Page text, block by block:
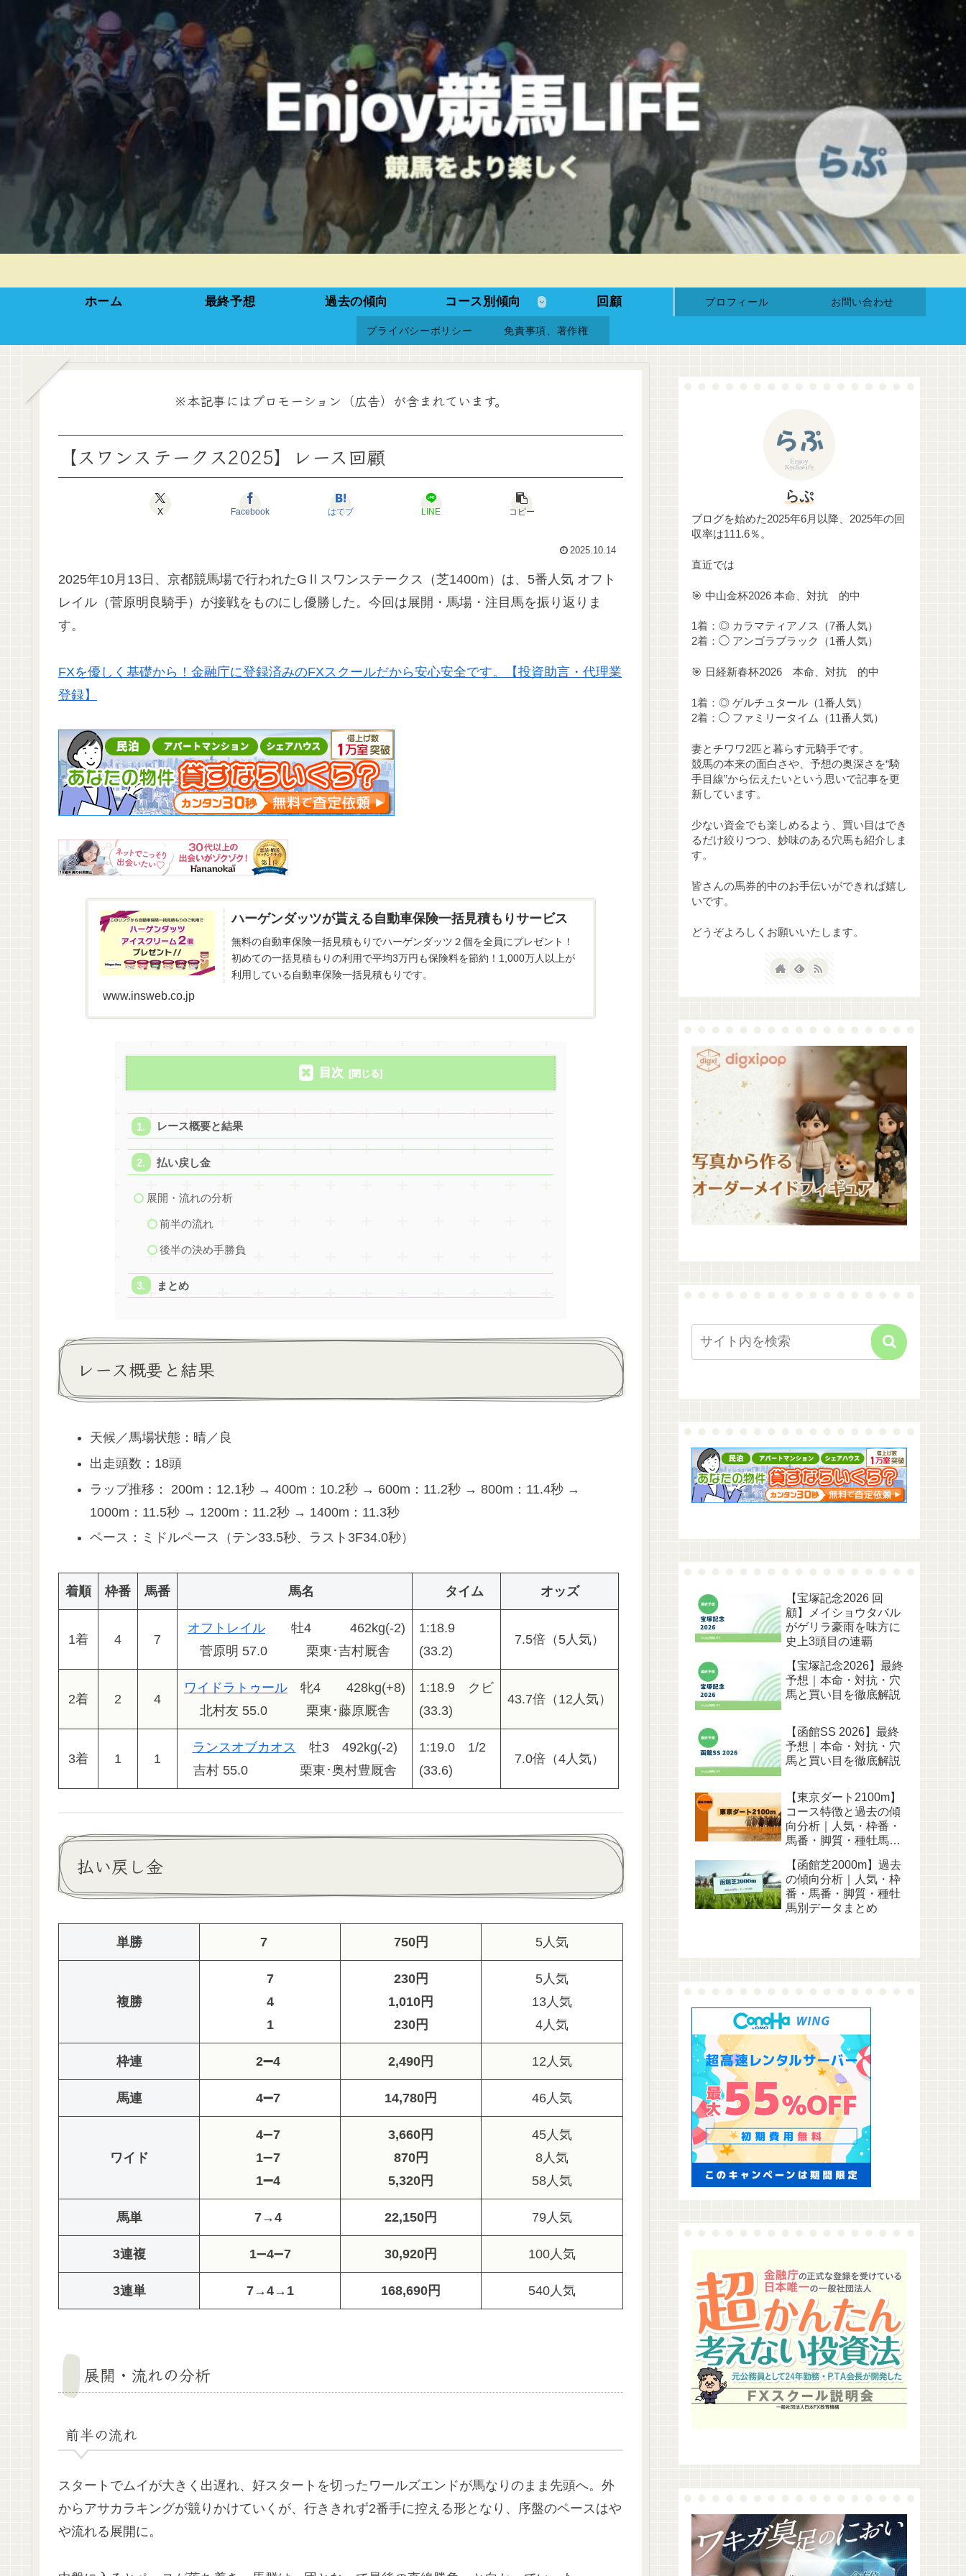
ホーム 最終予想 過去の傾向 コース別傾向 回顧 プロフィール お問い合わせ
プライバシーポリシー 免責事項、著作権
※本記事にはプロモーション（広告）が含まれています。
【スワンステークス2025】レース回顧
X Facebook はてブ LINE コピー
2025.10.14
2025年10月13日、京都競馬場で行われたGⅡスワンステークス（芝1400m）は、5番人気 オフト
レイル（菅原明良騎手）が接戦をものにし優勝した。今回は展開・馬場・注目馬を振り返りま
す。
FXを優しく基礎から！金融庁に登録済みのFXスクールだから安心安全です。【投資助言・代理業
登録】
ハーゲンダッツが貰える自動車保険一括見積もりサービス
無料の自動車保険一括見積もりでハーゲンダッツ２個を全員にプレゼント！
初めての一括見積もりの利用で平均3万円も保険料を節約！1,000万人以上が
利用している自動車保険一括見積もりです。
www.insweb.co.jp
目次
レース概要と結果
払い戻し金
展開・流れの分析
前半の流れ
後半の決め手勝負
まとめ
レース概要と結果
天候／馬場状態：晴／良
出走頭数：18頭
ラップ推移： 200m：12.1秒 → 400m：10.2秒 → 600m：11.2秒 → 800m：11.4秒 →
1000m：11.5秒 → 1200m：11.2秒 → 1400m：11.3秒
ペース：ミドルペース（テン33.5秒、ラスト3F34.0秒）
着順 枠番 馬番 馬名 タイム オッズ
1着 4 7
オフトレイル 牡4 462kg(-2)
菅原明 57.0 栗東･吉村厩舎
1:18.9
(33.2)
7.5倍（5人気）
2着 2 4
ワイドラトゥール 牝4 428kg(+8)
北村友 55.0 栗東･藤原厩舎
1:18.9 クビ
(33.3)
43.7倍（12人気）
3着 1 1
ランスオブカオス
牡3 492kg(-2)
吉村 55.0 栗東･奥村豊厩舎
1:19.0 1/2
(33.6)
7.0倍（4人気）
払い戻し金
単勝 7 750円 5人気
複勝
7
4
1
230円
1,010円
230円
5人気
13人気
4人気
枠連 2➖4 2,490円 12人気
馬連 4➖7 14,780円 46人気
ワイド
4➖7
1➖7
1➖4
3,660円
870円
5,320円
45人気
8人気
58人気
馬単 7→4 22,150円 79人気
3連複 1➖4➖7 30,920円 100人気
3連単 7→4→1 168,690円 540人気
展開・流れの分析
前半の流れ
スタートでムイが大きく出遅れ、好スタートを切ったワールズエンドが馬なりのまま先頭へ。外
からアサカラキングが競りかけていくが、行ききれず2番手に控える形となり、序盤のペースはや
や流れる展開に。
らぷ
ブログを始めた2025年6月以降、2025年の回
収率は111.6％。
直近では
🎯 中山金杯2026 本命、対抗 的中
1着：◎ カラマティアノス（7番人気）
2着：◯ アンゴラブラック（1番人気）
🎯 日経新春杯2026 本命、対抗 的中
1着：◎ ゲルチュタール（1番人気）
2着：◯ ファミリータイム（11番人気）
妻とチワワ2匹と暮らす元騎手です。
競馬の本来の面白さや、予想の奥深さを“騎
手目線”から伝えたいという思いで記事を更
新しています。
少ない資金でも楽しめるよう、買い目はでき
るだけ絞りつつ、妙味のある穴馬も紹介しま
す。
皆さんの馬券的中のお手伝いができれば嬉し
いです。
どうぞよろしくお願いいたします。
【宝塚記念2026 回
顧】メイショウタバル
がゲリラ豪雨を味方に
史上3頭目の連覇
【宝塚記念2026】最終
予想｜本命・対抗・穴
馬と買い目を徹底解説
【函館SS 2026】最終
予想｜本命・対抗・穴
馬と買い目を徹底解説
【東京ダート2100m】
コース特徴と過去の傾
向分析｜人気・枠番・
馬番・脚質・種牡馬別
【函館芝2000m】過去
の傾向分析｜人気・枠
番・馬番・脚質・種牡
馬別データまとめ